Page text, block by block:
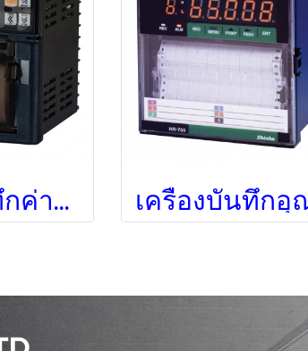
เครื่องบันทึกค่ากระบวนการ/ดิจิตอล KRN50-1002-00